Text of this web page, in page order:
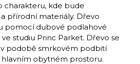
charakteru, kde bude
přírodní materiály. Dřevo
pomocí dubové podlahové
studiu Princ Parket. Dřevo se
podobě smrkovém podbití
hlavním obytném prostoru.